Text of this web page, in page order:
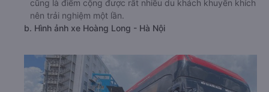
cũng là điểm cộng được rất nhiều du khách khuyến khích
nên trải nghiệm một lần.
b. Hình ảnh xe Hoàng Long - Hà Nội